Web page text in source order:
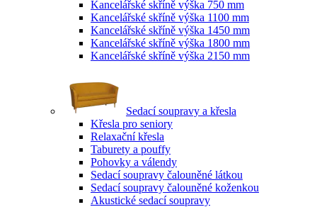
Kancelářské skříně výška 750 mm
Kancelářské skříně výška 1100 mm
Kancelářské skříně výška 1450 mm
Kancelářské skříně výška 1800 mm
Kancelářské skříně výška 2150 mm
Sedací soupravy a křesla
Křesla pro seniory
Relaxační křesla
Taburety a pouffy
Pohovky a válendy
Sedací soupravy čalouněné látkou
Sedací soupravy čalouněné koženkou
Akustické sedací soupravy